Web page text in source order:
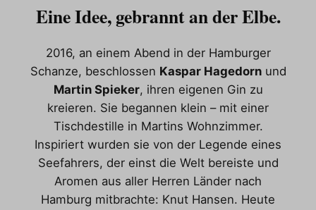
Eine Idee, gebrannt an der Elbe.
2016, an einem Abend in der Hamburger
Schanze, beschlossen Kaspar Hagedornund
Martin Spieker, ihren eigenen Gin zu
kreieren. Sie begannen klein – mit einer
Tischdestille in Martins Wohnzimmer.
Inspiriert wurden sie von der Legende eines
Seefahrers, der einst die Welt bereiste und
Aromen aus aller Herren Länder nach
Hamburg mitbrachte: Knut Hansen. Heute